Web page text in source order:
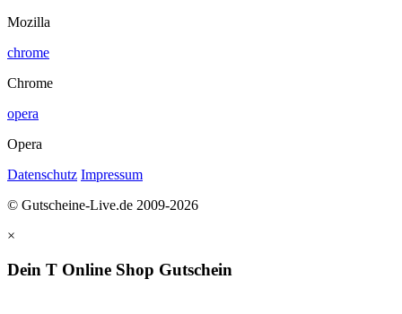
Mozilla
chrome
Chrome
opera
Opera
Datenschutz Impressum
© Gutscheine-Live.de 2009-2026
×
Dein T Online Shop Gutschein